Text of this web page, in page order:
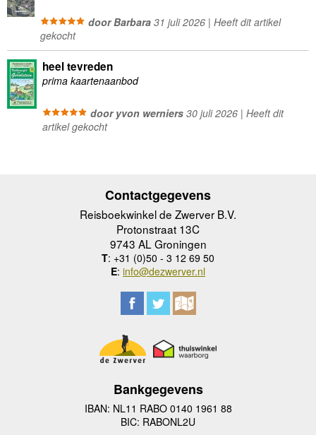
door Barbara31 juli 2026 | Heeft dit artikel
gekocht
heel tevreden
prima kaartenaanbod
door yvon werniers30 juli 2026 | Heeft dit
artikel gekocht
Contactgegevens
Reisboekwinkel de Zwerver B.V.
Protonstraat 13C
9743 AL Groningen
T: +31 (0)50 - 3 12 69 50
E: info@dezwerver.nl
Bankgegevens
IBAN: NL11 RABO 0140 1961 88
BIC: RABONL2U